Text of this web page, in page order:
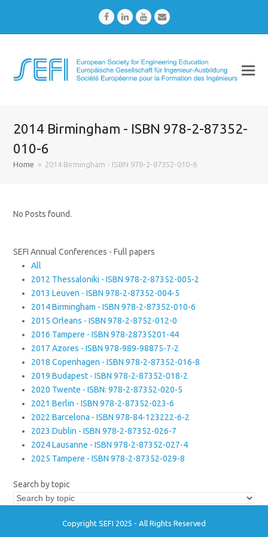
FacebookLinkedInYoutubeEmail
2014 Birmingham - ISBN 978-2-87352-
010-6
Home » 2014 Birmingham - ISBN 978-2-87352-010-6
No Posts found.
SEFI Annual Conferences - Full papers
All
2012 Thessaloniki - ISBN 978-2-87352-005-2
2013 Leuven - ISBN 978-2-87352-004-5
2014 Birmingham - ISBN 978-2-87352-010-6
2015 Orleans - ISBN 978-2-8752-012-0
2016 Tampere - ISBN 978-28735201-44
2017 Azores - ISBN 978-989-98875-7-2
2018 Copenhagen - ISBN 978-2-87352-016-8
2019 Budapest - ISBN 978-2-87352-018-2
2020 Twente - ISBN: 978-2-87352-020-5
2021 Berlin - ISBN 978-2-87352-023-6
2022 Barcelona - ISBN 978-84-123222-6-2
2023 Dublin - ISBN 978-2-87352-026-7
2024 Lausanne - ISBN 978-2-87352-027-4
2025 Tampere - ISBN 978-2-87352-029-8
Search by topic
Copyright SEFI 2025 - All Rights Reserved